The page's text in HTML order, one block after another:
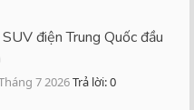
điện Trung Quốc đầu
7 2026Trả lời: 0